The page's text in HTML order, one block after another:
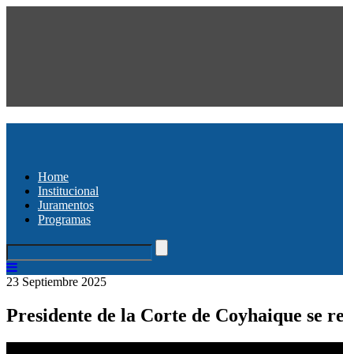
Home
Institucional
Juramentos
Programas
23 Septiembre 2025
Presidente de la Corte de Coyhaique se